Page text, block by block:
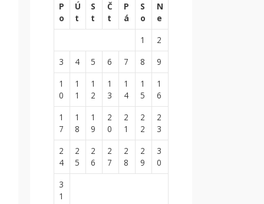
P
o
Ú
t
S
t
Č
t
P
á
S
o
N
e
1
2
3
4 5 6 7 8
9
1
0
1
1
1
2
1
3
1
4
1
5
1
6
1
7
1
8
1
9
2
0
2
1
2
2
2
3
2
4
2
5
2
6
2
7
2
8
2
9
3
0
3
1